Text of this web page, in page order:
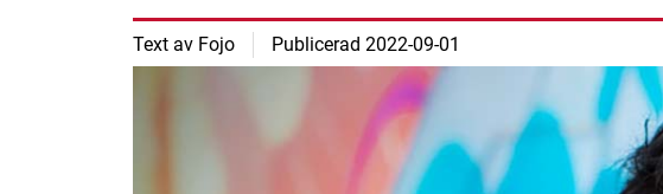
Text av Fojo Publicerad 2022-09-01